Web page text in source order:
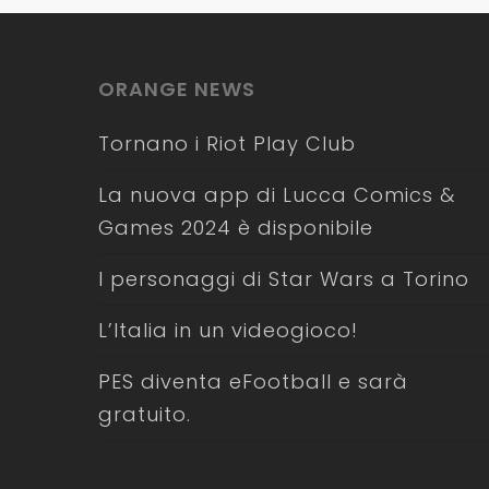
ORANGE NEWS
Tornano i Riot Play Club
La nuova app di Lucca Comics &
Games 2024 è disponibile
I personaggi di Star Wars a Torino
L’Italia in un videogioco!
PES diventa eFootball e sarà
gratuito.